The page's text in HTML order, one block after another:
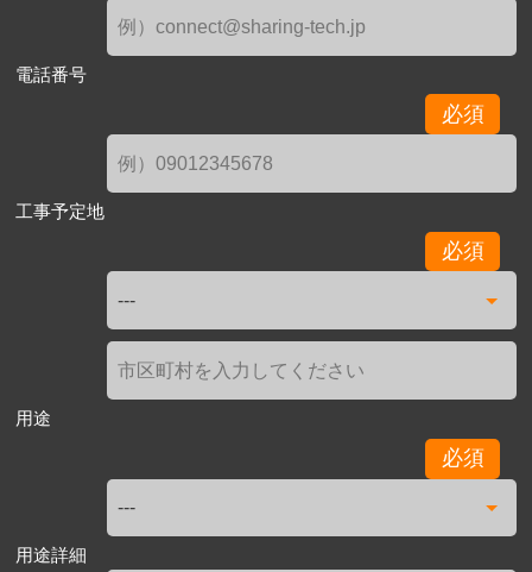
電話番号
必須
工事予定地
必須
用途
必須
用途詳細